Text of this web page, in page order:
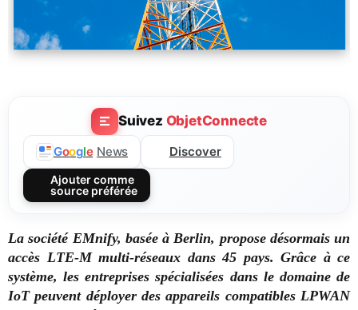
Suivez ObjetConnecte
Google News Discover
Ajouter comme
source préférée
La société EMnify, basée à Berlin, propose désormais un
accès LTE-M multi-réseaux dans 45 pays. Grâce à ce
système, les entreprises spécialisées dans le domaine de
IoT peuvent déployer des appareils compatibles LPWAN